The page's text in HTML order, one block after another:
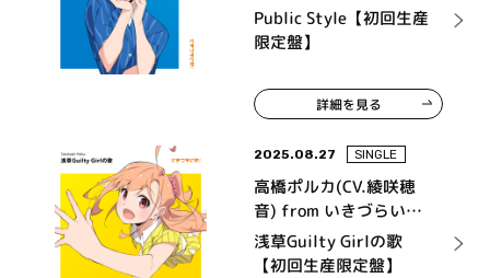
Public Style【初回生産
限定盤】
詳細を見る
2025.08.27 SINGLE
高橋ポルカ(CV.綾咲穂
音) from いきづらい
部！
浅草Guilty Girlの歌
【初回生産限定盤】